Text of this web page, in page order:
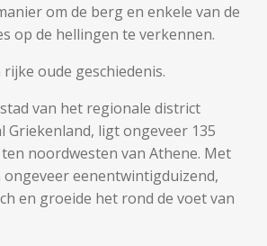
om de berg en enkele van de
op de hellingen te verkennen.
oude geschiedenis.
van het regionale district
Griekenland, ligt ongeveer 135
noordwesten van Athene. Met
eenentwintigduizend,
en groeide het rond de voet van